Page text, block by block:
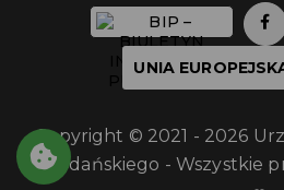
UNIA
Copyright © 2021 - 2026
Gdańskiego - Wszystkie